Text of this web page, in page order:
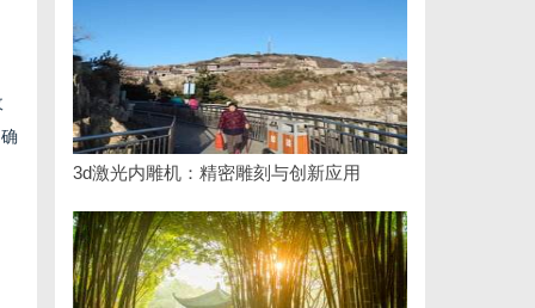
3d激光内雕机：精密雕刻与创新应用